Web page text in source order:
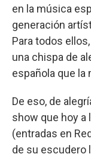
en la música
generación
Para todos
una chispa de
española que la
De eso, de
show que hoy a
(entradas en
de su escudero